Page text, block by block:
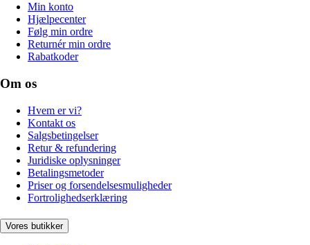
Min konto
Hjælpecenter
Følg min ordre
Returnér min ordre
Rabatkoder
Om os
Hvem er vi?
Kontakt os
Salgsbetingelser
Retur & refundering
Juridiske oplysninger
Betalingsmetoder
Priser og forsendelsesmuligheder
Fortrolighedserklæring
Vores butikker